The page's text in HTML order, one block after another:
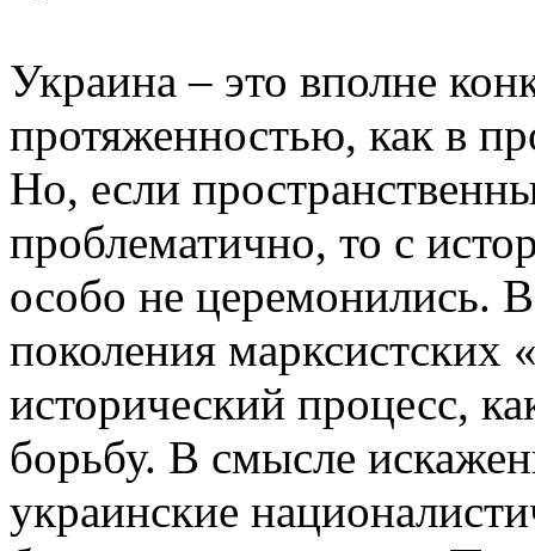
Украина – это вполне
протяженностью, как в
Но, если
проблематично, то с
особо не церемонились.
поколения марксистских
исторический процесс,
борьбу. В смысле
украинские